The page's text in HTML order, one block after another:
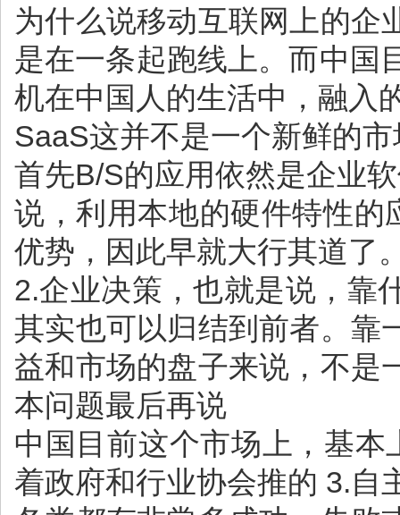
为什么说移动互联网上的企
是在一条起跑线上。而中国
机在中国人的生活中，融入
SaaS这并不是一个新鲜的
首先B/S的应用依然是企业
说，利用本地的硬件特性
优势，因此早就大行其道了
2.企业决策，也就是说，靠
其实也可以归结到前者。靠
益和市场的盘子来说，不是
本问题最后再说
中国目前这个市场上，基
着政府和行业协会推的 3.自